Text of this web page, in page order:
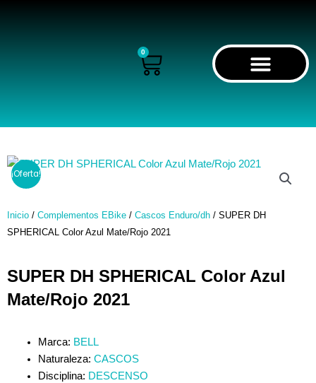
0
Cart
¡Oferta!
Inicio / Complementos EBike / Cascos Enduro/dh / SUPER DH
SPHERICAL Color Azul Mate/Rojo 2021
SUPER DH SPHERICAL Color Azul
Mate/Rojo 2021
Marca: BELL
Naturaleza: CASCOS
Disciplina: DESCENSO